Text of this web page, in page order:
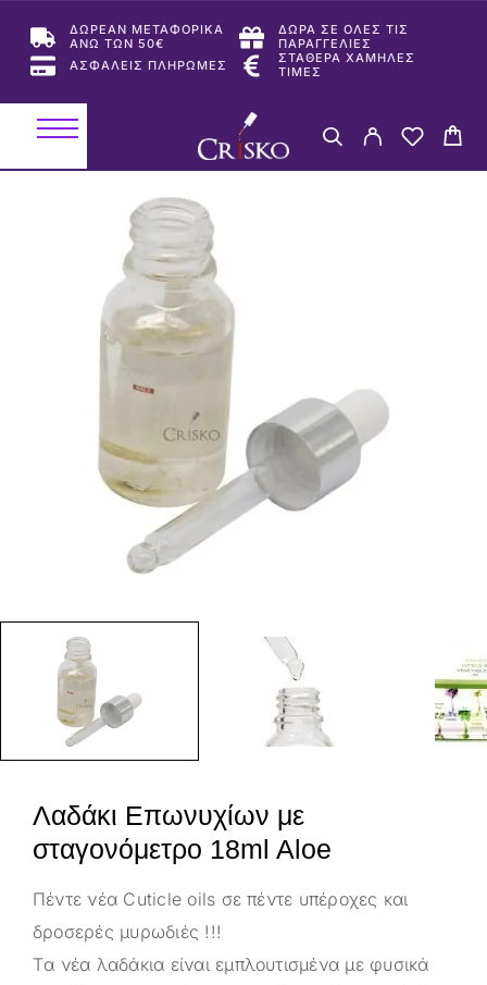
ΔΩΡΕΑΝ ΜΕΤΑΦΟΡΙΚΑ
ΑΝΩ ΤΩΝ 50€
ΔΩΡΑ ΣΕ ΟΛΕΣ ΤΙΣ
ΠΑΡΑΓΓΕΛΙΕΣ
ΑΣΦΑΛΕΙΣ ΠΛΗΡΩΜΕΣ
ΣΤΑΘΕΡΑ ΧΑΜΗΛΕΣ
ΤΙΜΕΣ
Λαδάκι Επωνυχίων με
σταγονόμετρο 18ml Aloe
Πέντε νέα Cuticle oils σε πέντε υπέροχες και
δροσερές μυρωδιές !!!
Tα νέα λαδάκια είναι εμπλουτισμένα με φυσικά